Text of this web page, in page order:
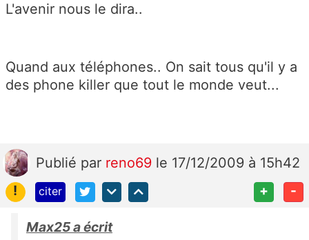
L'avenir nous le dira..
Quand aux téléphones.. On sait tous qu'il y a
des phone killer que tout le monde veut...
Publié par reno69 le 17/12/2009 à 15h42
!
citer + -
Max25 a écrit